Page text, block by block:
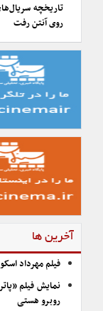
روی آنتن رفت
آخرین ها
فیلم مهرداد
نمایش فیلم
روبرو هستی